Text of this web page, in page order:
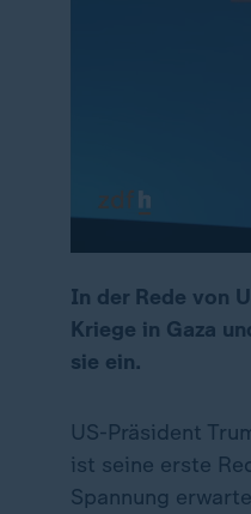
00:17 01:42:17
In der Rede von
Kriege in Gaza
sie ein.
US-Präsident
ist seine erste
Spannung